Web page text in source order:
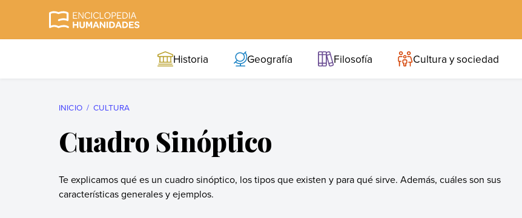
Historia Geografía Filosofía Cultura y sociedad
INICIO CULTURA
Cuadro Sinóptico
Te explicamos qué es un cuadro sinóptico, los tipos que existen y para qué sirve. Además, cuáles son sus
características generales y ejemplos.